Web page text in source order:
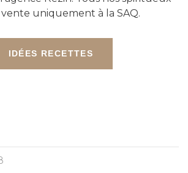
uniquement à la SAQ.
IDÉES RECETTES